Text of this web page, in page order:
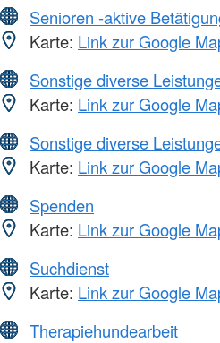
Senioren -aktive
Karte: Link zur Google
Sonstige diverse
Karte: Link zur Google
Sonstige diverse
Karte: Link zur Google
Spenden
Karte: Link zur Google
Suchdienst
Karte: Link zur Google
Therapiehundearbeit